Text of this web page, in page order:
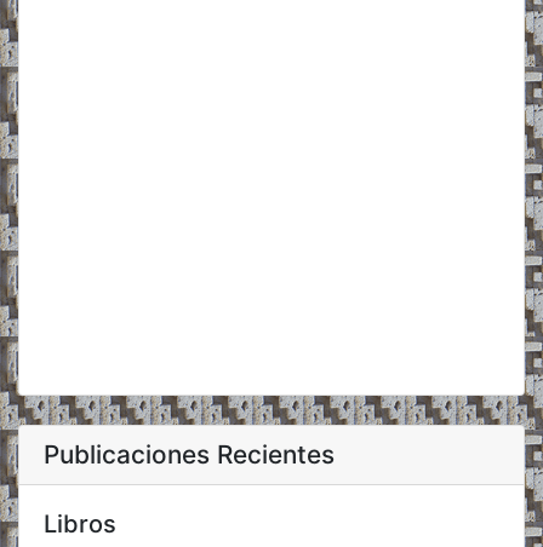
Publicaciones Recientes
Libros